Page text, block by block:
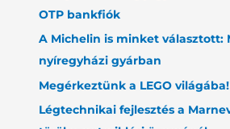
OTP bankfiók
A Michelin is minket választott:
nyíregyházi gyárban
Megérkeztünk a LEGO világába!
Légtechnikai fejlesztés a